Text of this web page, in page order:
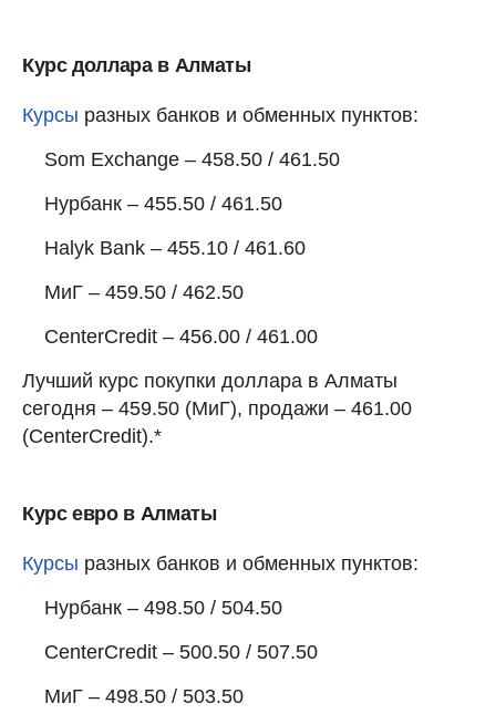
Курс доллара в Алматы
Курсы разных банков и обменных пунктов:
Som Exchange – 458.50 / 461.50
Нурбанк – 455.50 / 461.50
Halyk Bank – 455.10 / 461.60
МиГ – 459.50 / 462.50
CenterCredit – 456.00 / 461.00
Лучший курс покупки доллара в Алматы
сегодня – 459.50 (МиГ), продажи – 461.00
(CenterCredit).*
Курс евро в Алматы
Курсы разных банков и обменных пунктов:
Нурбанк – 498.50 / 504.50
CenterCredit – 500.50 / 507.50
МиГ – 498.50 / 503.50